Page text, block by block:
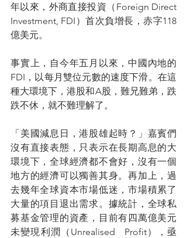
年以來，外商直接投資（Foreign Direct
Investment, FDI）首次負增長，赤字118
億美元。
事實上，自今年五月以來，中國內地的
FDI，以每月雙位元數的速度下滑。在這
種大環境下，港股和A股，難兄難弟，跌
跌不休，就不難理解了。
「美國減息日，港股雄起時？」嘉賓們
沒有直接表態，只表示在長期高息的大
環境下，全球經濟都不會好，沒有一個
地方的經濟可以獨善其身。再加上，過
去幾年全球資本市場低迷，市場積累了
大量的項目退出需求。據統計，全球私
募基金管理的資產，目前有四萬億美元
未變現利潤（Unrealised   Profit），亟